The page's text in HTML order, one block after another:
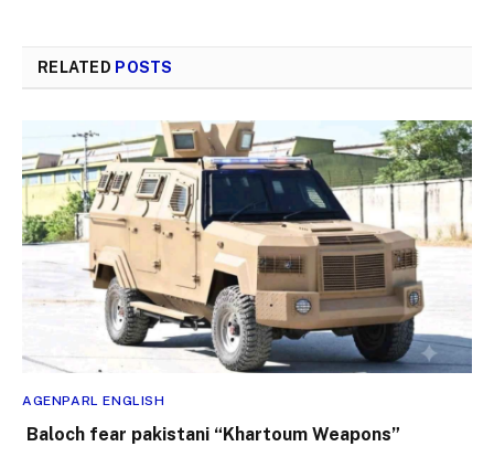
RELATED POSTS
AGENPARL ENGLISH
Baloch fear pakistani “Khartoum Weapons”